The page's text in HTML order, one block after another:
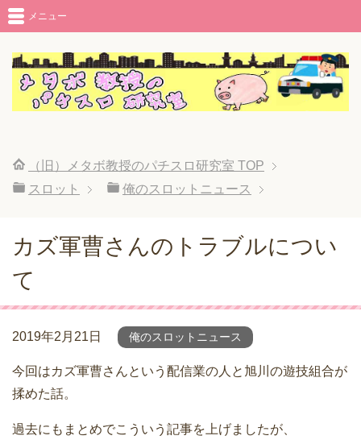
メニュー
（旧）メタボ教授のパチスロ研究室 TOP
スロット
俺のスロットニュース
カズ軍曹さんのトラブルについ
て
2019年2月21日 俺のスロットニュース
今回はカズ軍曹さんという配信業の人と旭川の遊技組合が
揉めた話。
過去にもまとめでこういう記事を上げましたが、